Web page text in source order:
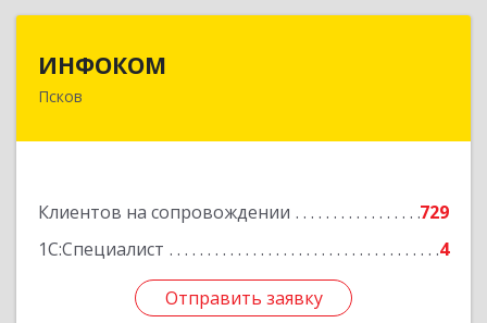
ИНФОКОМ
Псков
Клиентов на сопровождении
729
1С:Специалист
4
Отправить заявку
180000, Псковская обл, Псков г, Советская ул,
Отправить заявку